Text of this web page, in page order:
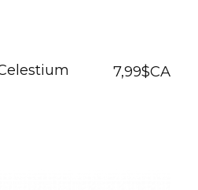
7,99$CA